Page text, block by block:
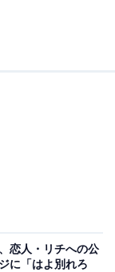
恋人・リチへの公
に「はよ別れろ